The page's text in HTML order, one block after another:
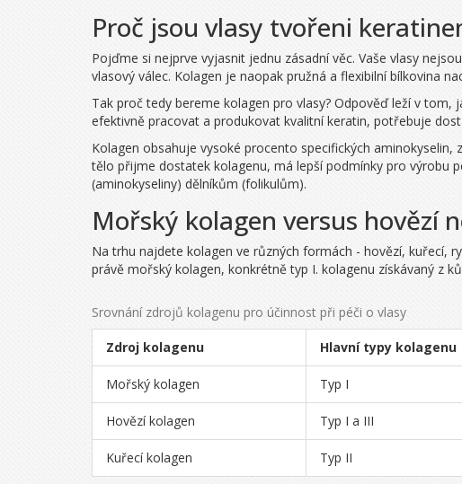
Proč jsou vlasy tvořeni
Pojďme si nejprve vyjasnit jednu zásadní věc. Vaše vlasy
vlasový válec. Kolagen je naopak pružná a flexibilní bílkovina
Tak proč tedy bereme kolagen pro vlasy? Odpověď leží v
efektivně pracovat a produkovat kvalitní keratin, potřebuje
Kolagen obsahuje vysoké procento specifických aminokyselin,
tělo přijme dostatek kolagenu, má lepší podmínky pro výrobu
(aminokyseliny) dělníkům (folikulům).
Mořský kolagen versus hovězí
Na trhu najdete kolagen ve různých formách - hovězí, kuřecí,
právě mořský kolagen, konkrétně typ I. kolagenu získávaný z
Srovnání zdrojů kolagenu pro účinnost při péči o vlasy
Zdroj kolagenu Hlavní typy kolagenu
Mořský kolagen Typ I
Hovězí kolagen Typ I a III
Kuřecí kolagen Typ II